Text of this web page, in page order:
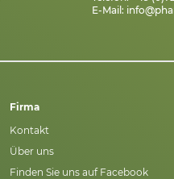
E-Mail:
Firma
Kontakt
Über uns
Finden Sie uns auf Facebook